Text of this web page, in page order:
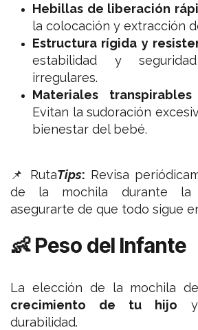
Hebillas de liberación
la colocación y extracción
Estructura rígida y
estabilidad y
irregulares.
Materiales
Evitan la sudoración
bienestar del bebé.
📌 RutaTips: Revisa
de la mochila durante la
asegurarte de que todo sigue
👶 Peso del Infante
La elección de la mochila
crecimiento de tu hijo y
durabilidad.